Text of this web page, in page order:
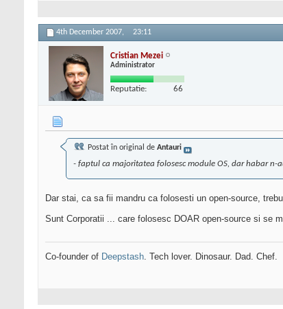
4th December 2007, 23:11
Cristian Mezei
Administrator
Reputatie: 66
Postat în original de Antauri
- faptul ca majoritatea folosesc module OS, dar habar n-
Dar stai, ca sa fii mandru ca folosesti un open-source,
Sunt Corporatii ... care folosesc DOAR open-source si se
Co-founder of Deepstash. Tech lover. Dinosaur. Dad. Chef.